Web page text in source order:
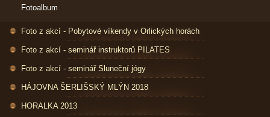
Fotoalbum
Foto z akcí - Pobytové víkendy v Orlických horách
Foto z akcí - seminář instruktorů PILATES
Foto z akcí - seminář Sluneční jógy
HÁJOVNA ŠERLIŠSKÝ MLÝN 2018
HORALKA 2013